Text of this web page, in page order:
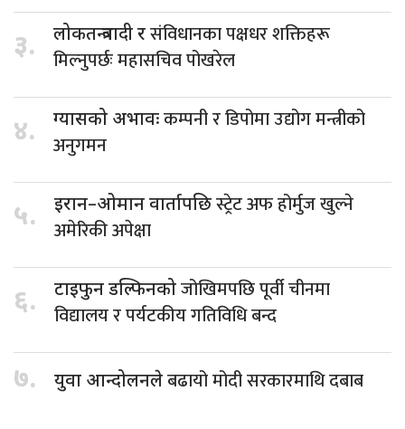
३. लोकतन्त्रवादी रसंविधानका पक्षधर शक्तिहरू
मिल्नुपर्छः महासचिव पोखरेल
४. ग्यासको अभावःकम्पनी र डिपोमा उद्योग मन्त्रीको
अनुगमन
५. इरान–ओमान वार्तापछिस्ट्रेट अफ होर्मुज खुल्ने
अमेरिकी अपेक्षा
६. टाइफुन डल्फिनकोजोखिमपछि पूर्वी चीनमा
विद्यालय र पर्यटकीय गतिविधि बन्द
७. युवा आन्दोलनलेबढायो मोदी सरकारमाथि दबाब